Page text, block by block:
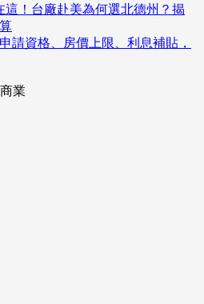
！台廠赴美為何選北德州？揭
請資格、房價上限、利息補貼，
業